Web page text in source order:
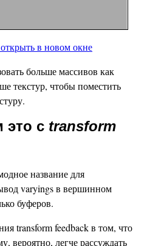
в новом окне
больше массивов как
текстур, чтобы поместить
это с transform
название для
varyings в вершинном
буферов.
transform feedback в том, что
вероятно, легче рассуждать